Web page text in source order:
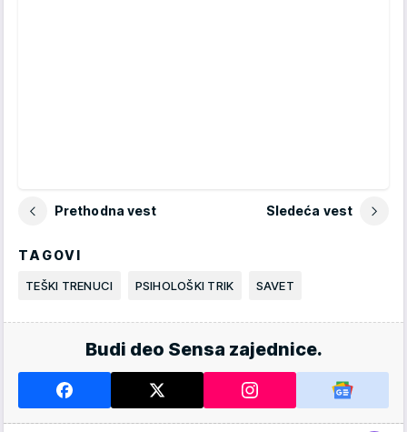
Prethodna vest Sledeća vest
TAGOVI
TEŠKI TRENUCI PSIHOLOŠKI TRIK SAVET
Budi deo Sensa zajednice.